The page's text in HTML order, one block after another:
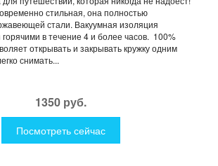
стильная, она полностью
стали. Вакуумная изоляция
горячими в течение 4 и более часов. 100%
открывать и закрывать кружку одним
снимать...
1350 руб.
Посмотреть сейчас